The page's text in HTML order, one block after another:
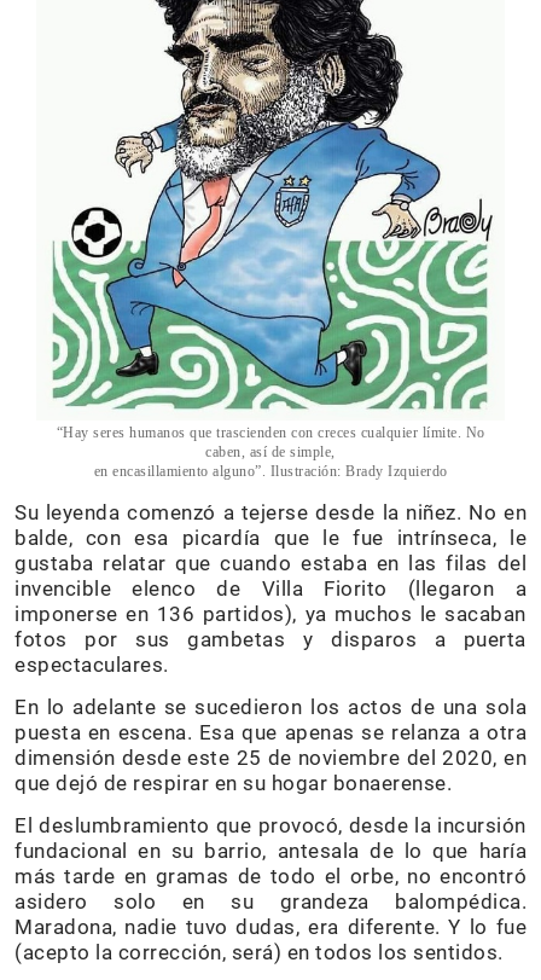
“Hay seres humanos que trascienden con creces cualquier límite. No
caben, así de simple,
en encasillamiento alguno”. Ilustración: Brady Izquierdo
Su leyenda comenzó a tejerse desde la niñez. No en
balde, con esa picardía que le fue intrínseca, le
gustaba relatar que cuando estaba en las filas del
invencible elenco de Villa Fiorito (llegaron a
imponerse en 136 partidos), ya muchos le sacaban
fotos por sus gambetas y disparos a puerta
espectaculares.
En lo adelante se sucedieron los actos de una sola
puesta en escena. Esa que apenas se relanza a otra
dimensión desde este 25 de noviembre del 2020, en
que dejó de respirar en su hogar bonaerense.
El deslumbramiento que provocó, desde la incursión
fundacional en su barrio, antesala de lo que haría
más tarde en gramas de todo el orbe, no encontró
asidero solo en su grandeza balompédica.
Maradona, nadie tuvo dudas, era diferente. Y lo fue
(acepto la corrección, será) en todos los sentidos.